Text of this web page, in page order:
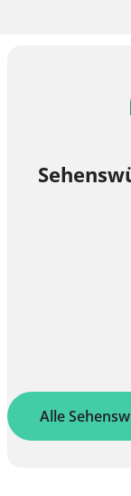
Alle